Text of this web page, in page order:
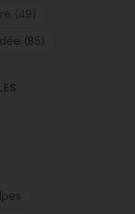
(49)
(85)